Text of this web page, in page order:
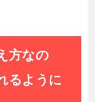
方なの
るように